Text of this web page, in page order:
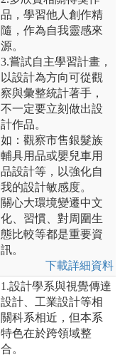
品，學習他人創作精
隨，作為自我靈感來
源。
3.嘗試自主學習計畫，
以設計為方向可從觀
察與彙整統計著手，
不一定要立刻做出設
計作品。
如：觀察市售銀髮族
輔具用品或嬰兒車用
品設計等，以強化自
我的設計敏感度。
關心大環境變遷中文
化、習慣、對周圍生
態比較等都是重要資
訊。
下載詳細資料
1.設計學系與視覺傳達
設計、工業設計等相
關科系相近，但本系
特色在於跨領域整
合。